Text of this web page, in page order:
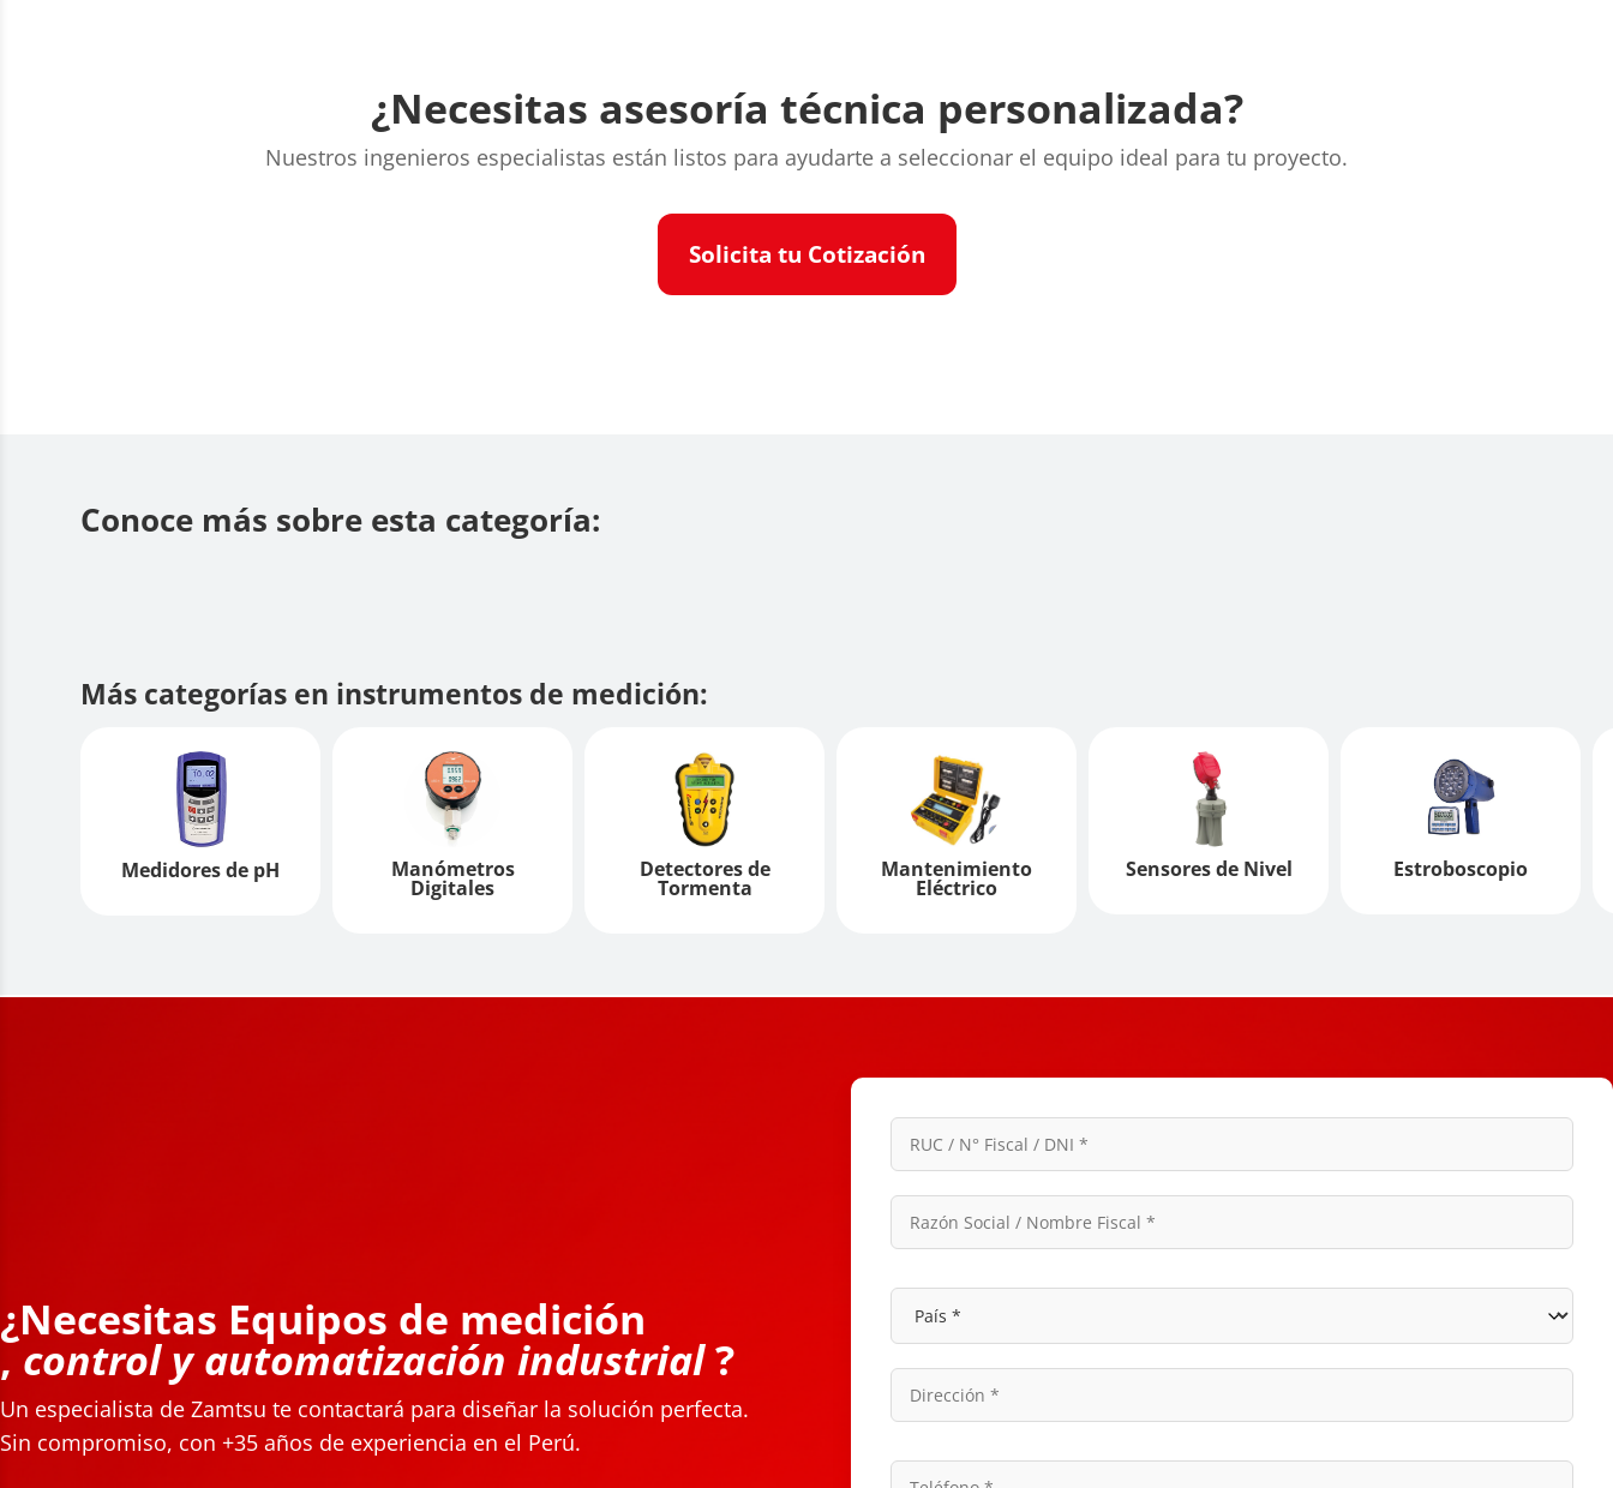
¿Necesitas asesoría técnica personalizada?
Nuestros ingenieros especialistas están listos para ayudarte a seleccionar el equipo ideal para tu proyecto.
Solicita tu Cotización
Conoce más sobre esta categoría:
Más categorías en instrumentos de medición:
Medidores de pH Manómetros
Digitales
Detectores de
Tormenta
Mantenimiento
Eléctrico
Sensores de Nivel Estroboscopio
¿Necesitas Equipos de medición
,control y automatización industrial?
Un especialista de Zamtsu te contactará para diseñar la solución perfecta.
Sin compromiso, con +35 años de experiencia en el Perú.